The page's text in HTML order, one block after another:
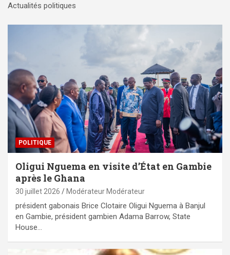
Actualités politiques
POLITIQUE
Oligui Nguema en visite d’État en Gambie
après le Ghana
30 juillet 2026 Modérateur Modérateur
président gabonais Brice Clotaire Oligui Nguema à Banjul
en Gambie, président gambien Adama Barrow, State
House…